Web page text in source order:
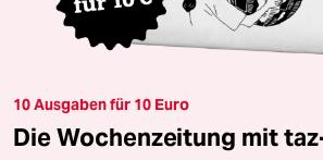
10 Ausgaben für 10 Euro
Die Wochenzeitung mit